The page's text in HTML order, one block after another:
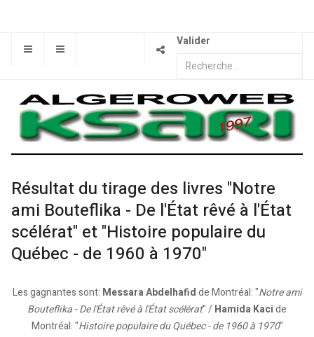
Valider
Résultat du tirage des livres "Notre
ami Bouteflika - De l'État rêvé à l'État
scélérat" et "Histoire populaire du
Québec - de 1960 à 1970"
Les gagnantes sont: Messara Abdelhafidde Montréal: "Notre ami
Bouteflika - De l'État rêvé à l'État scélérat" /Hamida Kacide
Montréal: "Histoire populaire du Québec - de 1960 à 1970"